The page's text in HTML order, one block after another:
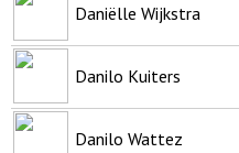
Daniëlle Wijkstra
Danilo Kuiters
Danilo Wattez